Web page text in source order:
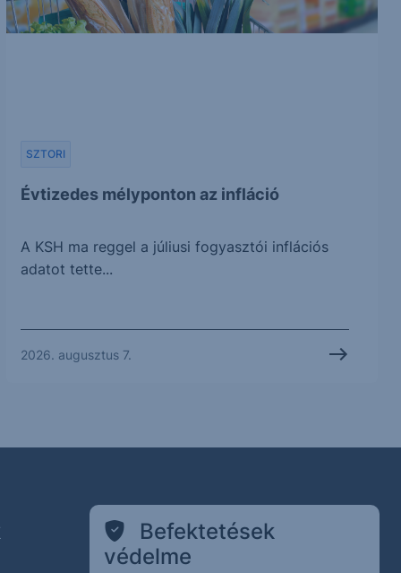
Évtizedes mélyponton az infláció
SZTORI
A KSH ma reggel a júliusi fogyasztói inflációs
adatot tette...
2026. augusztus 7.
Befektetések
védelme